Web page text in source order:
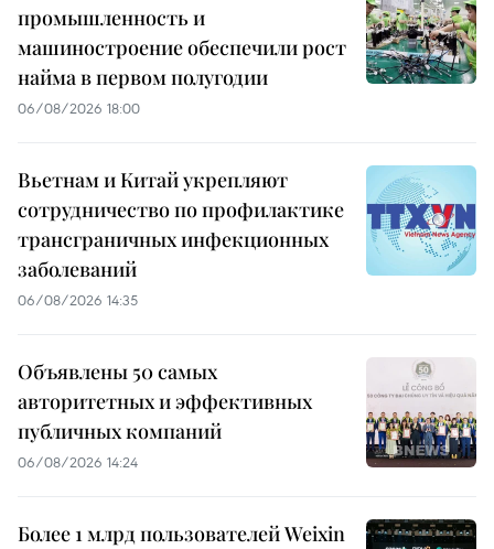
промышленность и
машиностроение обеспечили рост
найма в первом полугодии
06/08/2026 18:00
Вьетнам и Китай укрепляют
сотрудничество по профилактике
трансграничных инфекционных
заболеваний
06/08/2026 14:35
Объявлены 50 самых
авторитетных и эффективных
публичных компаний
06/08/2026 14:24
Более 1 млрд пользователей Weixin